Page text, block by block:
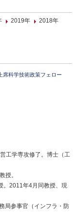
2019年
2018年
席科学技術政策フェロー
工学専攻修了。博士（工
授。
。2011年4月同教授、現
局参事官（インフラ・防